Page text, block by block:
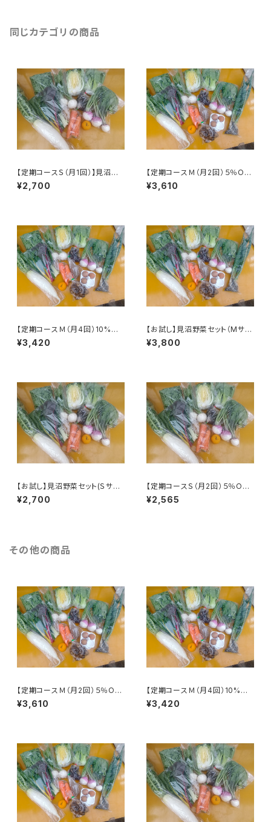
同じカテゴリの商品
【定期コースＳ（月1回）】見沼野
菜セット（Sサイズ） ※火曜また
は木曜発送
¥2,700
【定期コースＭ（月2回）５％OF
F】見沼野菜セット（Mサイズ）
※火曜または木曜発送
¥3,610
【定期コースＭ（月4回）10%OF
F】見沼野菜セット（Ｍサイズ）
※火曜または木曜発送
¥3,420
【お試し】見沼野菜セット（Mサイ
ズ／単発）
¥3,800
【お試し】見沼野菜セット(Ｓサイ
ズ／単発)
¥2,700
【定期コースＳ（月2回）５％OF
F】見沼野菜セット（Sサイズ）
※火曜または木曜発送
¥2,565
その他の商品
【定期コースＭ（月2回）５％OF
F】見沼野菜セット（Mサイズ）
※火曜または木曜発送
¥3,610
【定期コースＭ（月4回）10%OF
F】見沼野菜セット（Ｍサイズ）
※火曜または木曜発送
¥3,420